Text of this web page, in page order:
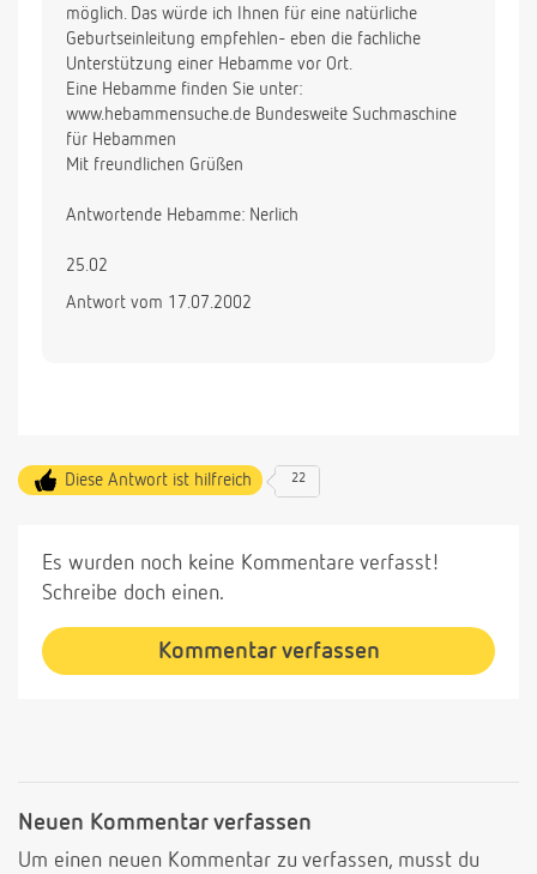
möglich. Das würde ich Ihnen für eine natürliche
Geburtseinleitung empfehlen- eben die fachliche
Unterstützung einer Hebamme vor Ort.
Eine Hebamme finden Sie unter:
www.hebammensuche.de Bundesweite Suchmaschine
für Hebammen
Mit freundlichen Grüßen
Antwortende Hebamme: Nerlich
25.02
Antwort vom 17.07.2002
Diese Antwort ist hilfreich 22
Es wurden noch keine Kommentare verfasst!
Schreibe doch einen.
Kommentar verfassen
Neuen Kommentar verfassen
Um einen neuen Kommentar zu verfassen, musst du